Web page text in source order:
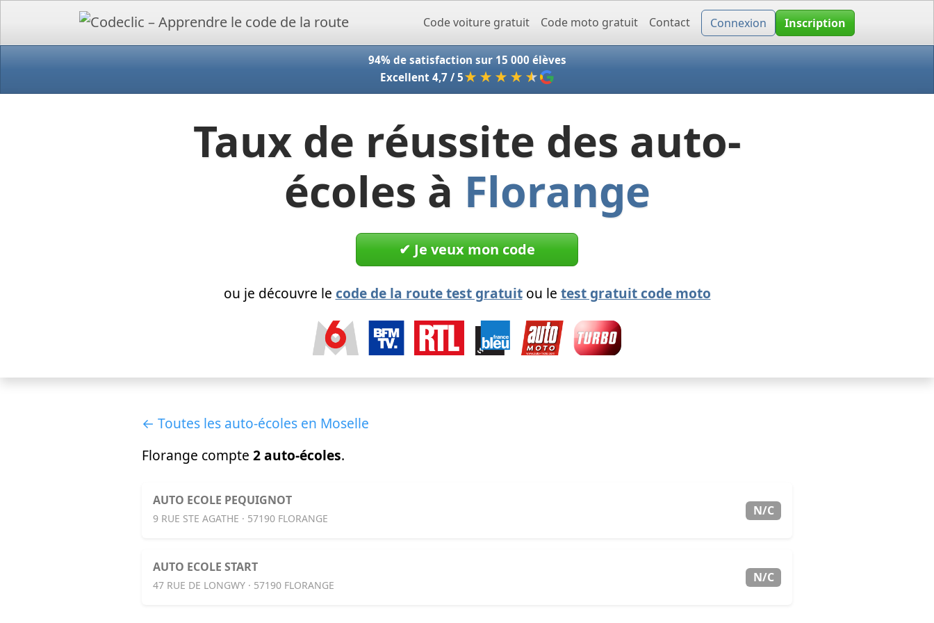
Accueil - CodeclicCode voiture gratuit Code moto gratuit Contact Connexion Inscription
94% de satisfaction sur 15 000 élèves
Excellent 4,7 / 5★★★★ ★
Taux de réussite des auto-
écoles à Florange
✔︎ Je veux mon code
ou je découvre le code de la route test gratuitou le test gratuit code moto
← Toutes les auto-écoles en Moselle
Florange compte 2 auto-écoles.
AUTO ECOLE PEQUIGNOT
9 RUE STE AGATHE · 57190 FLORANGE
N/C
AUTO ECOLE START
47 RUE DE LONGWY · 57190 FLORANGE
N/C